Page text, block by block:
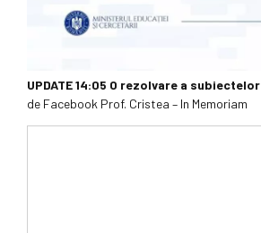
UPDATE 14:05 O rezolvare a subiectelor
de Facebook Prof. Cristea – In Memoriam